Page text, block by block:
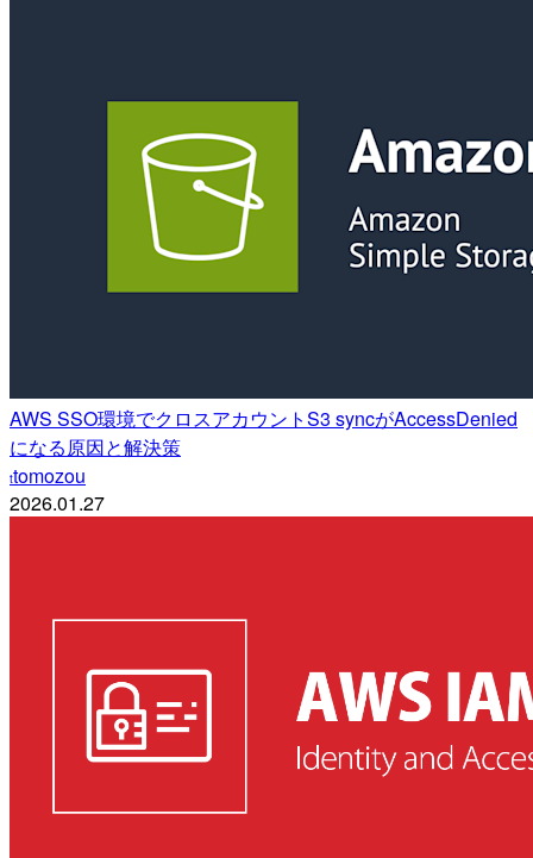
AWS SSO環境でクロスアカウントS3 syncがAccessDenied
になる原因と解決策
ttomozou
2026.01.27